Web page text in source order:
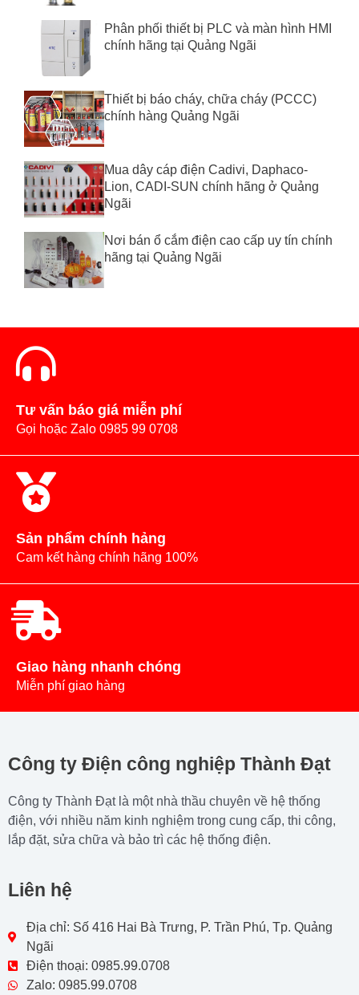
Phân phối thiết bị PLC và màn hình HMI
chính hãng tại Quảng Ngãi
Thiết bị báo cháy, chữa cháy (PCCC)
chính hàng Quảng Ngãi
Mua dây cáp điện Cadivi, Daphaco-
Lion, CADI-SUN chính hãng ở Quảng
Ngãi
Nơi bán ổ cắm điện cao cấp uy tín chính
hãng tại Quảng Ngãi
Tư vấn báo giá miễn phí
Gọi hoặc Zalo 0985 99 0708
Sản phẩm chính hảng
Cam kết hàng chính hãng 100%
Giao hàng nhanh chóng
Miễn phí giao hàng
Công ty Điện công nghiệp Thành Đạt
Công ty Thành Đạt là một nhà thầu chuyên về hệ thống
điện, với nhiều năm kinh nghiệm trong cung cấp, thi công,
lắp đặt, sửa chữa và bảo trì các hệ thống điện.
Liên hệ
Địa chỉ: Số 416 Hai Bà Trưng, P. Trần Phú, Tp. Quảng
Ngãi
Điện thoại: 0985.99.0708
Zalo: 0985.99.0708